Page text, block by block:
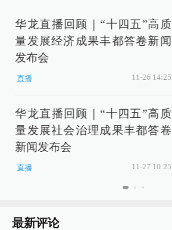
华龙直播回顾｜“十四五”高质
量发展经济成果丰都答卷新闻
发布会
直播 11-26 14:25
华龙直播回顾｜“十四五”高质
量发展社会治理成果丰都答卷
新闻发布会
直播 11-27 10:25
最新评论